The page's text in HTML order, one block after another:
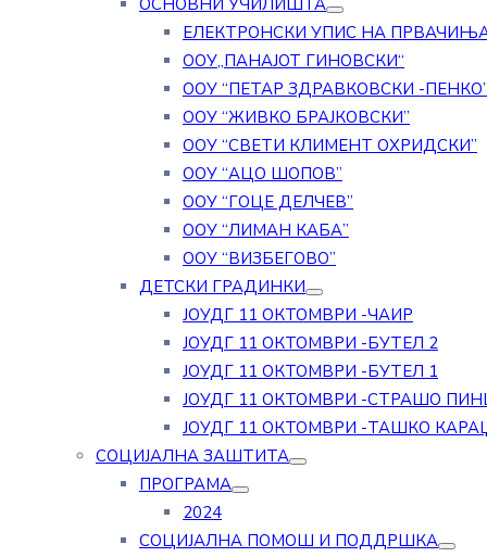
ОСНОВНИ УЧИЛИШТА
ЕЛЕКТРОНСКИ УПИС НА
ООУ„ПАНАЈОТ ГИНОВСКИ“
ООУ “ПЕТАР ЗДРАВКОВСКИ -ПЕНКО”
ООУ “ЖИВКО БРАЈКОВСКИ”
ООУ “СВЕТИ КЛИМЕНТ ОХРИДСКИ”
ООУ “АЦО ШОПОВ”
ООУ “ГОЦЕ ДЕЛЧЕВ”
ООУ “ЛИМАН КАБА”
ООУ “ВИЗБЕГОВО”
ДЕТСКИ ГРАДИНКИ
ЈОУДГ 11 ОКТОМВРИ -ЧАИР
ЈОУДГ 11 ОКТОМВРИ -БУТЕЛ 2
ЈОУДГ 11 ОКТОМВРИ -БУТЕЛ 1
ЈОУДГ 11 ОКТОМВРИ -СТРАШО
ЈОУДГ 11 ОКТОМВРИ -ТАШКО
СОЦИЈАЛНА ЗАШТИТА
ПРОГРАМА
2024
СОЦИЈАЛНА ПОМОШ И ПОДДРШКА